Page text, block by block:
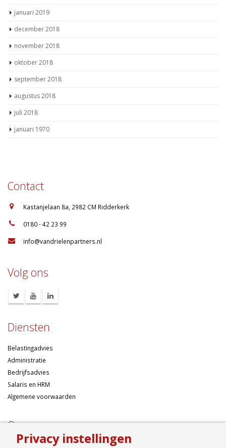
januari 2019
december 2018
november 2018
oktober 2018
september 2018
augustus 2018
juli 2018
januari 1970
Contact
Kastanjelaan 8a, 2982 CM Ridderkerk
0180 - 42 23 99
info@vandrielenpartners.nl
Volg ons
Diensten
Belastingadvies
Administratie
Bedrijfsadvies
Salaris en HRM
Algemene voorwaarden
Over ons
Ondernemen betekent risico’s nemen, maar dan liefst wel zo
Privacy instellingen